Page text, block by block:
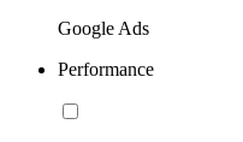
Google Ads
Performance